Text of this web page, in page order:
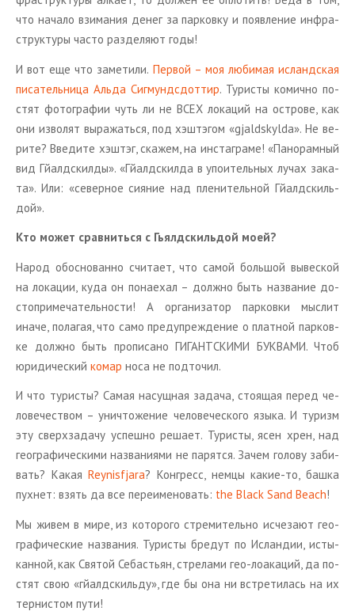
что на­ча­ло взи­ма­ния денег за пар­ков­ку и по­яв­ле­ние ин­фра­
струк­ту­ры часто раз­де­ля­ют годы!
И вот еще что за­ме­ти­ли. Пер­вой – моя лю­би­мая ис­ланд­ская
пи­са­тель­ни­ца Альда Сиг­мунд­сдот­тир. Ту­ри­сты ко­мич­но по­
стят фо­то­гра­фии чуть ли не ВСЕХ ло­ка­ций на ост­ро­ве, как
они из­во­лят вы­ра­жать­ся, под хэ­штэ­гом «gjaldskylda». Не ве­
ри­те? Вве­ди­те хэ­штэг, ска­жем, на ин­ста­гра­ме! «Па­но­рам­ный
вид Гй­ал­дскил­ды». «Гй­ал­дскил­да в упо­и­тель­ных лучах за­ка­
та». Или: «се­вер­ное си­я­ние над пле­ни­тель­ной Гй­ал­дскиль­
дой».
Кто может срав­нить­ся с Гьял­дскиль­дой моей?
Народ обос­но­ван­но счи­та­ет, что самой боль­шой вы­вес­кой
на ло­ка­ции, куда он по­на­е­хал – долж­но быть на­зва­ние до­
сто­при­ме­ча­тель­но­сти! А ор­га­ни­за­тор пар­ков­ки мыс­лит
иначе, по­ла­гая, что само пре­ду­пре­жде­ние о плат­ной пар­ков­
ке долж­но быть про­пи­са­но ГИ­ГАНТ­СКИ­МИ БУК­ВА­МИ. Чтоб
юри­ди­че­ский комар носа не под­то­чил.
И что ту­ри­сты? Самая на­сущ­ная за­да­ча, сто­я­щая перед че­
ло­ве­че­ством – уни­что­же­ние че­ло­ве­че­ско­го языка. И ту­ризм
эту сверх­за­да­чу успеш­но ре­ша­ет. Ту­ри­сты, ясен хрен, над
гео­гра­фи­че­ски­ми на­зва­ни­я­ми не па­рят­ся. Зачем го­ло­ву за­би­
вать? КакаяReynisfjara? Кон­гресс, немцы какие-то, башка
пух­нет: взять да все пе­ре­име­но­вать: the Black Sand Beach!
Мы живем в мире, из ко­то­ро­го стре­ми­тель­но ис­че­за­ют гео­
гра­фи­че­ские на­зва­ния. Ту­ри­сты бре­дут по Ис­лан­дии, ис­ты­
кан­ной, как Свя­той Се­бастьян, стре­ла­ми гео-ло­ака­ций, да по­
стят свою «гй­ал­дскиль­ду», где бы она ни встре­ти­лась на их
тер­ни­стом пути!